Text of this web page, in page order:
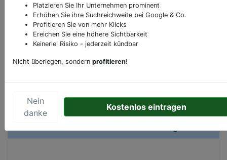
Sie möchten eine Beschreibung, Dienstleistung
oder andere relevante Informationen hinzufügen?
Klicken Sie bittehierum uns zu kontaktieren.
Gerne erweitern wir Ihren Firmeneintrag um
Ihr Unternehmen anbietet und womit Sie sich von
Platzieren Sie Ihr Unternehmen prominent
Erhöhen Sie ihre Suchreichweite bei Google & Co.
Profitieren Sie von mehr Klicks
Ereichen Sie eine höhere Sichtbarkeit
Keinerlei Risiko - jederzeit kündbar
Nicht überlegen, sondern profitieren!
Nein
danke
Kostenlos eintragen